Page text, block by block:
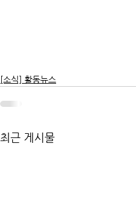
[소식] 활동뉴스
최근 게시물